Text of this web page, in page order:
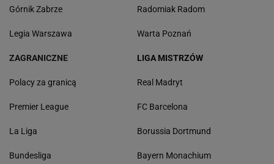
Górnik Zabrze
Legia Warszawa
Radomiak Radom
Warta Poznań
ZAGRANICZNE
Polacy za granicą
Premier League
La Liga
Bundesliga
LIGA MISTRZÓW
Real Madryt
FC Barcelona
Borussia Dortmund
Bayern Monachium